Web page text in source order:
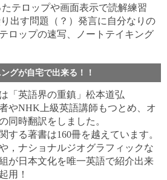
テロップや画面表示で読解練習
出す問題（？）発言に自分なりの
ロップの速写、ノートテイキング
グが自宅で出来る！！
「英語界の重鎮」松本道弘
やNHK上級英語講師もつとめ、オ
同時翻訳をしました。
する著書は160冊を越えています。
，ナショナルジオグラフィックな
が日本文化を唯一英語で紹介出来
用！